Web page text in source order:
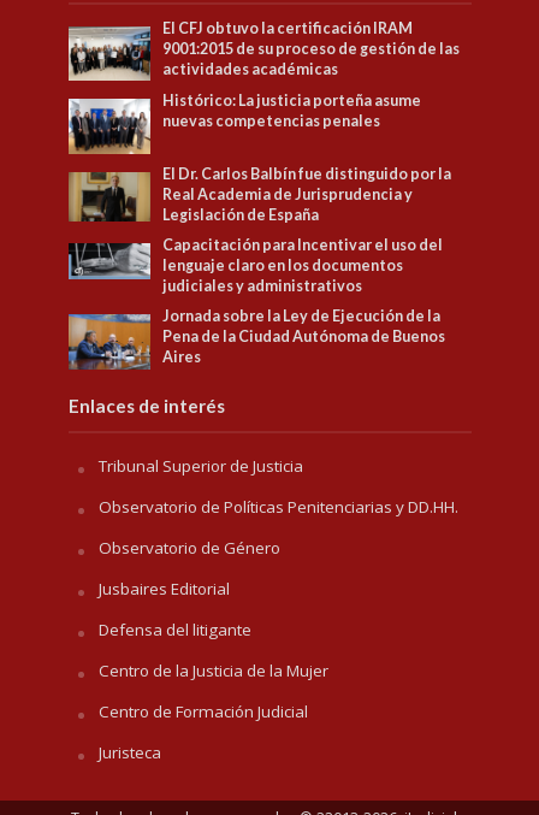
El CFJ obtuvo la certificación IRAM
9001:2015 de su proceso de gestión de las
actividades académicas
Histórico: La justicia porteña asume
nuevas competencias penales
El Dr. Carlos Balbín fue distinguido por la
Real Academia de Jurisprudencia y
Legislación de España
Capacitación para Incentivar el uso del
lenguaje claro en los documentos
judiciales y administrativos
Jornada sobre la Ley de Ejecución de la
Pena de la Ciudad Autónoma de Buenos
Aires
Enlaces de interés
Tribunal Superior de Justicia
Observatorio de Políticas Penitenciarias y DD.HH.
Observatorio de Género
Jusbaires Editorial
Defensa del litigante
Centro de la Justicia de la Mujer
Centro de Formación Judicial
Juristeca